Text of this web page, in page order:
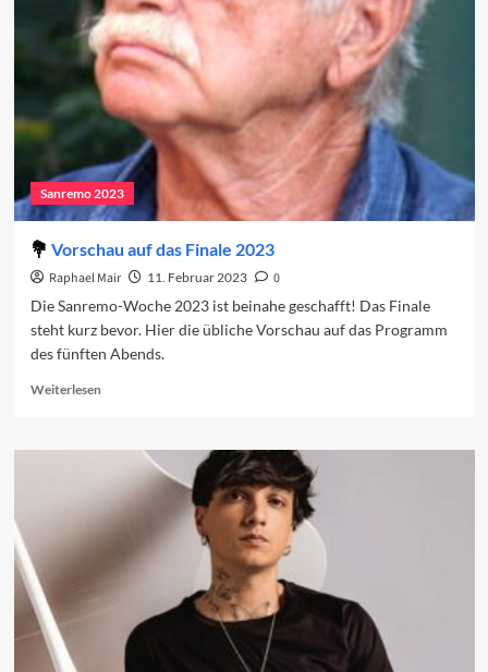
Finale
Sanremo 2023
Vorschau auf das Finale 2023
Raphael Mair 11. Februar 2023
0
Die Sanremo-Woche 2023 ist beinahe geschafft! Das Finale
steht kurz bevor. Hier die übliche Vorschau auf das Programm
des fünften Abends.
WeiterlesenRead
Vorschau